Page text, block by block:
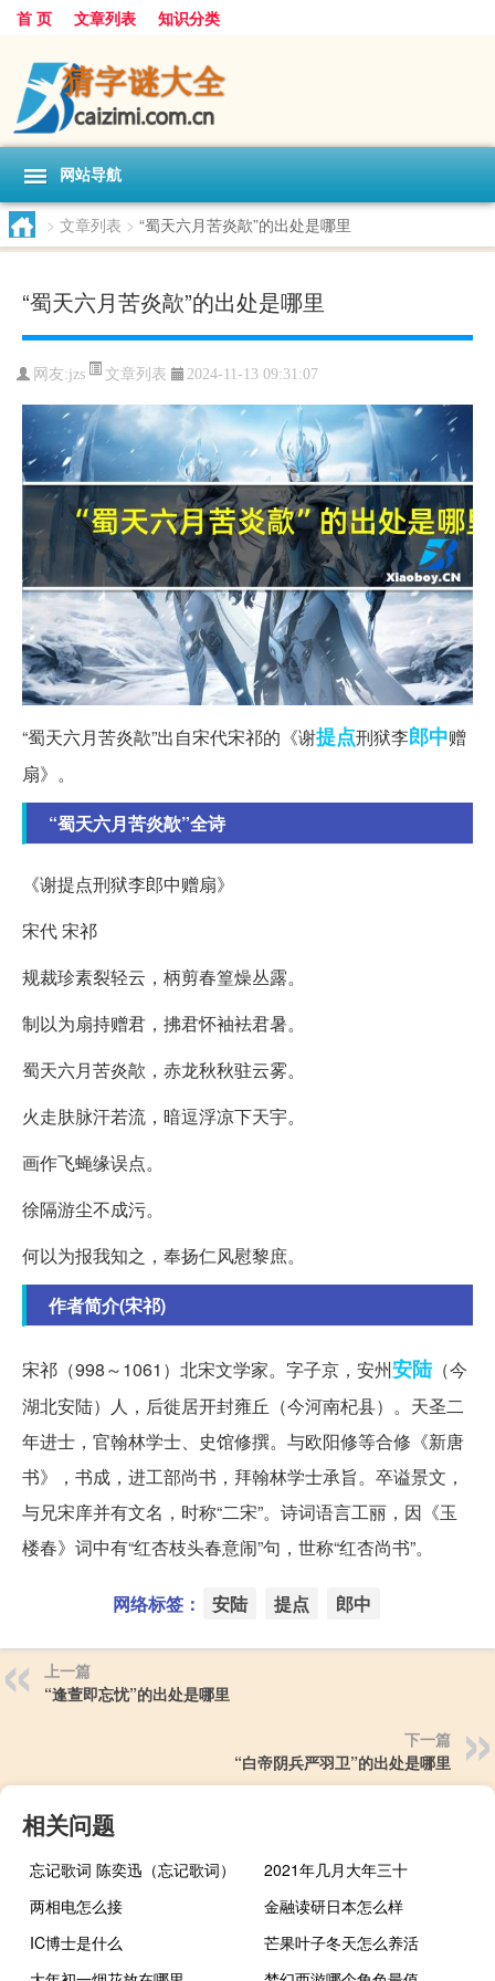
首 页 文章列表 知识分类
网站导航
> 文章列表 > “蜀天六月苦炎歊”的出处是哪里
“蜀天六月苦炎歊”的出处是哪里
网友:jzs 文章列表 2024-11-13 09:31:07
“蜀天六月苦炎歊”出自宋代宋祁的《谢提点刑狱李郎中赠
扇》。
“蜀天六月苦炎歊”全诗
《谢提点刑狱李郎中赠扇》
宋代 宋祁
规裁珍素裂轻云，柄剪春篁燥丛露。
制以为扇持赠君，拂君怀袖袪君暑。
蜀天六月苦炎歊，赤龙秋秋驻云雾。
火走肤脉汗若流，暗逗浮凉下天宇。
画作飞蝇缘误点。
徐隔游尘不成污。
何以为报我知之，奉扬仁风慰黎庶。
作者简介(宋祁)
宋祁（998～1061）北宋文学家。字子京，安州安陆（今
湖北安陆）人，后徙居开封雍丘（今河南杞县）。天圣二
年进士，官翰林学士、史馆修撰。与欧阳修等合修《新唐
书》，书成，进工部尚书，拜翰林学士承旨。卒谥景文，
与兄宋庠并有文名，时称“二宋”。诗词语言工丽，因《玉
楼春》词中有“红杏枝头春意闹”句，世称“红杏尚书”。
网络标签： 安陆 提点 郎中
上一篇
“逢萱即忘忧”的出处是哪里
下一篇
“白帝阴兵严羽卫”的出处是哪里
相关问题
忘记歌词 陈奕迅（忘记歌词）
2021年几月大年三十
两相电怎么接
金融读研日本怎么样
IC博士是什么
芒果叶子冬天怎么养活